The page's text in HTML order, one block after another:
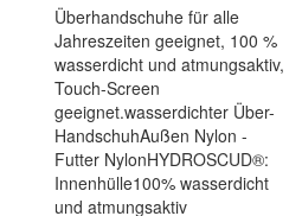
Überhandschuhe für alle
Jahreszeiten geeignet, 100 %
wasserdicht und atmungsaktiv,
Touch-Screen
geeignet.wasserdichter Über-
HandschuhAußen Nylon -
Futter NylonHYDROSCUD®:
Innenhülle100% wasserdicht
und atmungsaktiv